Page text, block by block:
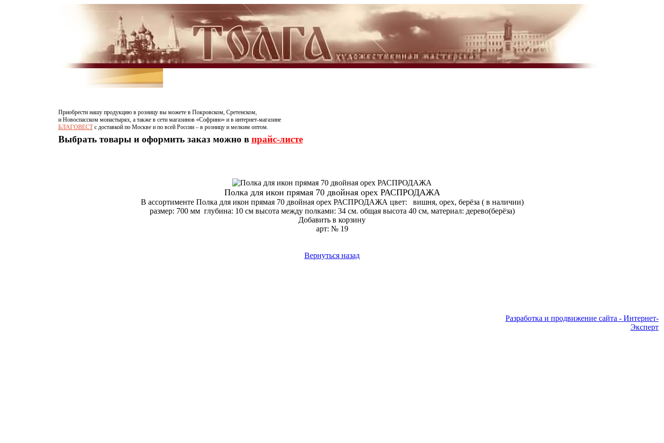
Приобрести нашу продукцию в розницу вы можете в Покровском, Сретенском,
и Новоспасском монастырях, а также в сети магазинов «Софрино» и в интернет-магазине
БЛАГОВЕСТc доставкой по Москве и по всей России – в розницу и мелким оптом.
Выбрать товары и оформить заказ можно в прайс-листе
Полка для икон прямая 70 двойная орех РАСПРОДАЖА
В ассортименте Полка для икон прямая 70 двойная орех РАСПРОДАЖА цвет: вишня, орех, берёза ( в наличии)
размер: 700 мм глубина: 10 см высота между полками: 34 см. общая высота 40 см, материал: дерево(берёза)
Добавить в корзину
арт: № 19
Вернуться назад
Разработка и продвижение сайта - Интернет-
Эксперт